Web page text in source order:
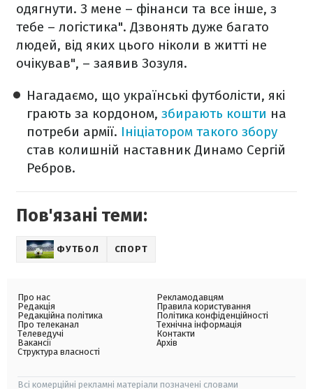
одягнути. З мене – фінанси та все інше, з
тебе – логістика". Дзвонять дуже багато
людей, від яких цього ніколи в житті не
очікував", – заявив Зозуля.
Нагадаємо, що українські футболісти, які
грають за кордоном, збирають кошти на
потреби армії. Ініціатором такого збору
став колишній наставник Динамо Сергій
Ребров.
Пов'язані теми:
ФУТБОЛ СПОРТ
Про нас
Редакція
Редакційна політика
Про телеканал
Телеведучі
Вакансії
Структура власності
Рекламодавцям
Правила користування
Політика конфіденційності
Технічна інформація
Контакти
Архів
Всі комерційні рекламні матеріали позначені словами